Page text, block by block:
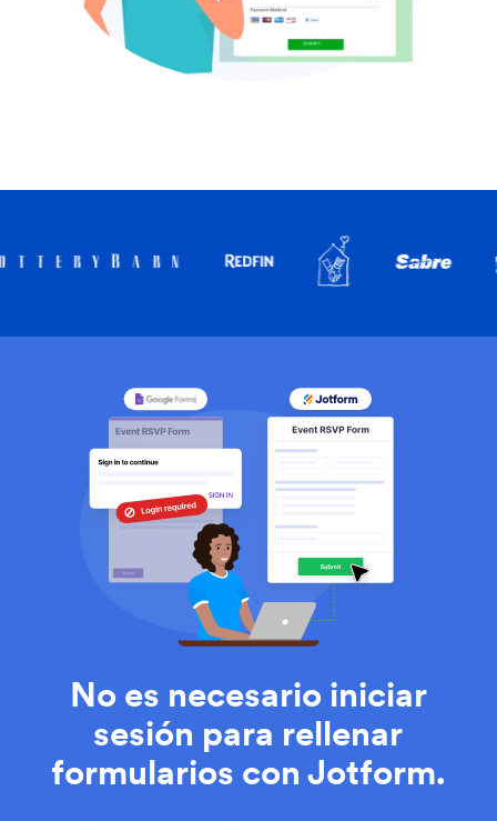
No es necesario iniciar
sesión para rellenar
formularios con Jotform.